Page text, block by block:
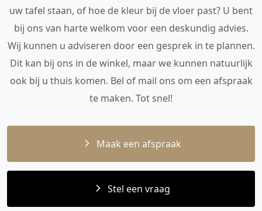
uw tafel staan, of hoe de kleur bij de vloer past? U bent
bij ons van harte welkom voor een deskundig advies.
Wij kunnen u adviseren door een gesprek in te plannen.
Dit kan bij ons in de winkel, maar we kunnen natuurlijk
ook bij u thuis komen. Bel of mail ons om een afspraak
te maken. Tot snel!
Maak een afspraak
Stel een vraag